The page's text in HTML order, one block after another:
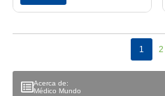
Acerca de:
Médico Mundo
1 2